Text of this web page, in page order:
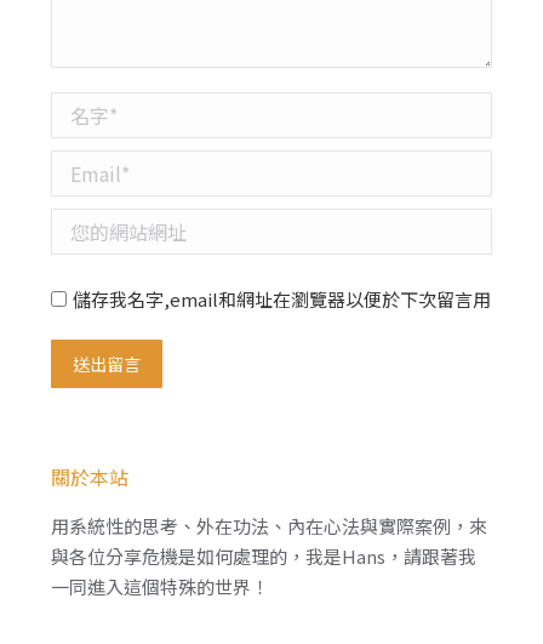
名字 *
Email *
您的網站網址
儲存我名字,email和網址在瀏覽器以便於下次留言用
送出留言
關於本站
用系統性的思考、外在功法、內在心法與實際案例，來
與各位分享危機是如何處理的，我是Hans，請跟著我
一同進入這個特殊的世界！